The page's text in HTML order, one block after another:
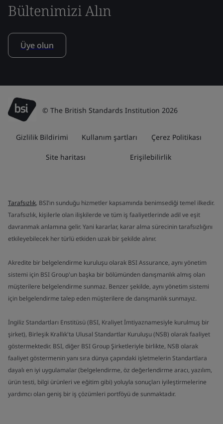
Bültenimizi Alın
Üye olun
© The British Standards Institution 2026
Gizlilik Bildirimi Kullanım şartları Çerez Politikası
Site haritası Erişilebilirlik
Tarafsızlık, BSI’ın sunduğu hizmetler kapsamında benimsediği temel ilkedir.
Tarafsızlık, kişilerle olan ilişkilerde ve tüm iş faaliyetlerinde adil ve eşit
davranmak anlamına gelir. Yani kararlar, karar alma sürecinin tarafsızlığını
etkileyebilecek her türlü etkiden uzak bir şekilde alınır.
Akredite bir belgelendirme kuruluşu olarak BSI Assurance, aynı yönetim
sistemi için BSI Group'un başka bir bölümünden danışmanlık almış olan
müşterilere belgelendirme sunmaz. Benzer şekilde, aynı yönetim sistemi
için belgelendirme talep eden müşterilere de danışmanlık sunmayız.
İngiliz Standartları Enstitüsü (BSI, Kraliyet İmtiyaznamesiyle kurulmuş bir
şirket), Birleşik Krallık'ta Ulusal Standartlar Kuruluşu (NSB) olarak faaliyet
göstermektedir. BSI, diğer BSI Group Şirketleriyle birlikte, NSB olarak
faaliyet göstermenin yanı sıra dünya çapındaki işletmelerin Standartlara
dayalı en iyi uygulamalar (belgelendirme, öz değerlendirme aracı, yazılım,
ürün testi, bilgi ürünleri ve eğitim gibi) yoluyla sonuçları iyileştirmelerine
yardımcı olan geniş bir iş çözümleri portföyü de sunmaktadır.